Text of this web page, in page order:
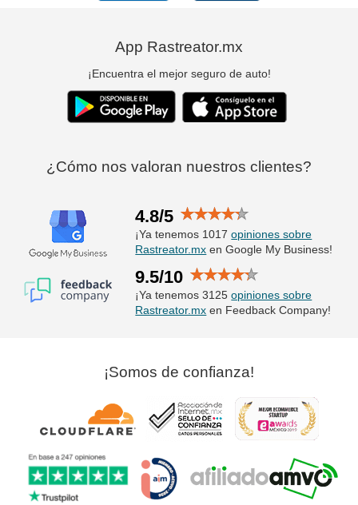
App Rastreator.mx
¡Encuentra el mejor seguro de auto!
¿Cómo nos valoran nuestros clientes?
4.8/5
¡Ya tenemos 1017opiniones sobre
Rastreator.mx en Google My Business!
9.5/10
¡Ya tenemos 3125opiniones sobre
Rastreator.mx en Feedback Company!
¡Somos de confianza!